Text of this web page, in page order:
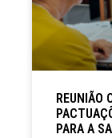
REUNIÃO
PARA A